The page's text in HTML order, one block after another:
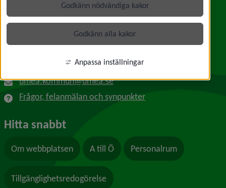
Kontakt
Umeå kommun
Länk till annan webbplats, öppnas i nytt
090-16 10 00
umea.kommun@umea.se
Frågor, felanmälan och synpunkter
Hitta snabbt
Om webbplatsen A till Ö Personalrum
Tillgänglighetsredogörelse
Godkänn nödvändiga kakor
Godkänn alla kakor
Anpassa inställningar